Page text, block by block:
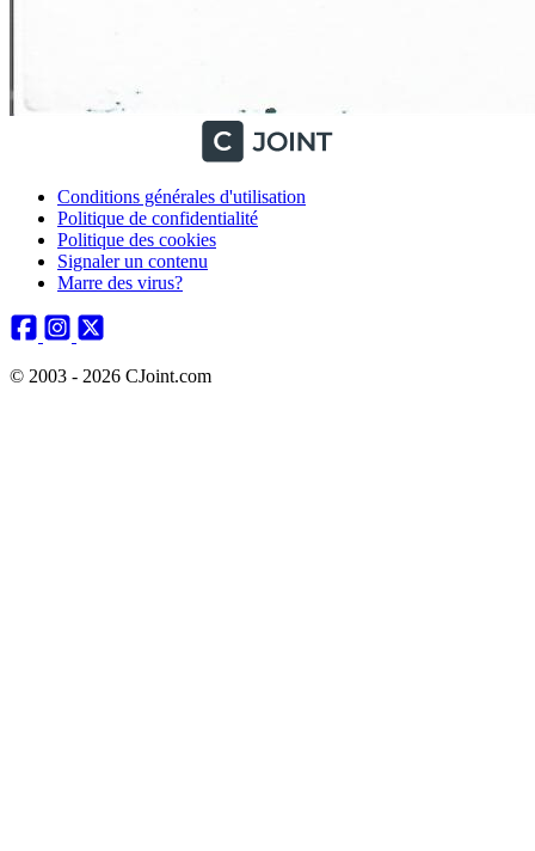
Conditions générales d'utilisation
Politique de confidentialité
Politique des cookies
Signaler un contenu
Marre des virus?
© 2003 - 2026 CJoint.com